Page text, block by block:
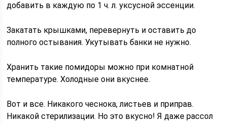
добавить в каждую по 1 ч. л. уксусной эссенции.
Закатать крышками, перевернуть и оставить до
полного остывания. Укутывать банки не нужно.
Хранить такие помидоры можно при комнатной
температуре. Холодные они вкуснее.
Вот и все. Никакого чеснока, листьев и приправ.
Никакой стерилизации. Но это вкусно! Я даже рассол